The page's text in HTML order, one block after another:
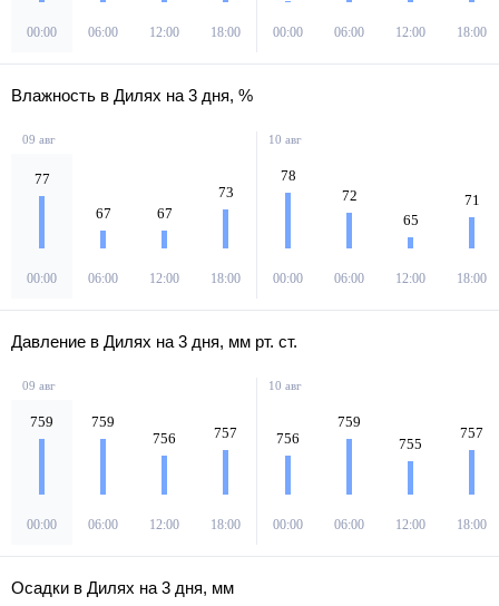
00:00 06:00 12:00 18:00 00:00 06:00 12:00 18:00
Влажность в Дилях на 3 дня, %
09 авг
77
00:00
67
06:00
67
12:00
73
18:00
10 авг
78
00:00
72
06:00
65
12:00
71
18:00
Давление в Дилях на 3 дня, мм рт. ст.
09 авг
759
00:00
759
06:00
756
12:00
757
18:00
10 авг
756
00:00
759
06:00
755
12:00
757
18:00
Осадки в Дилях на 3 дня, мм